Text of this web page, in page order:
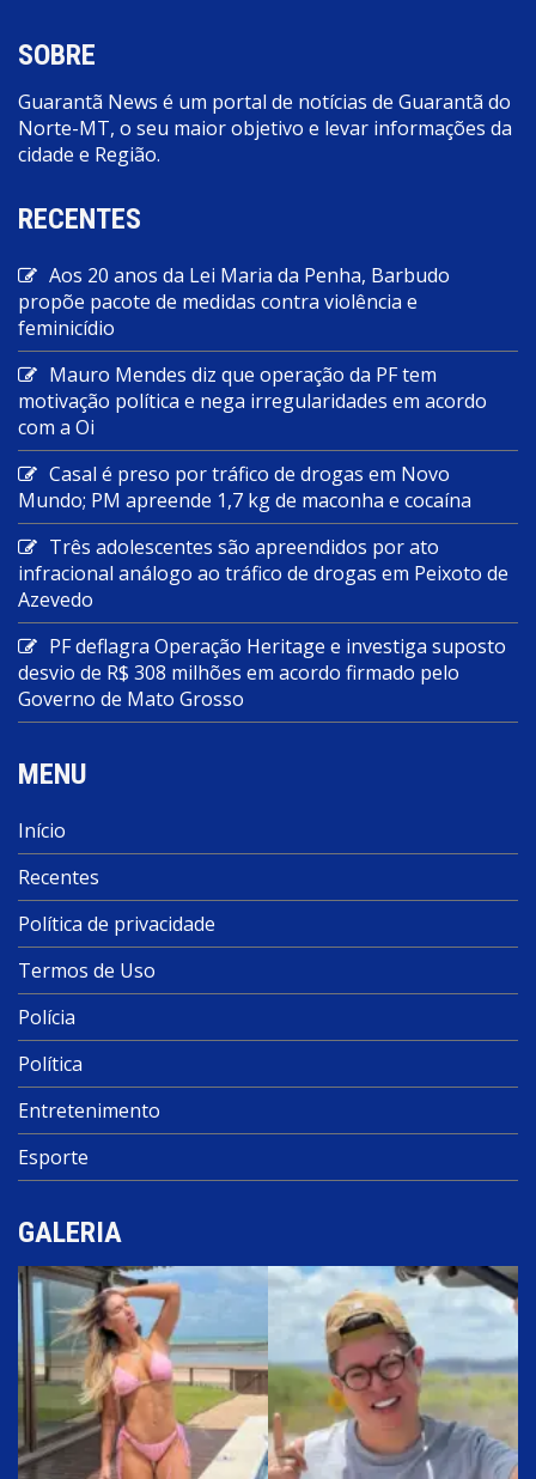
SOBRE
Guarantã News é um portal de notícias de Guarantã do
Norte-MT, o seu maior objetivo e levar informações da
cidade e Região.
RECENTES
Aos 20 anos da Lei Maria da Penha, Barbudo
propõe pacote de medidas contra violência e
feminicídio
Mauro Mendes diz que operação da PF tem
motivação política e nega irregularidades em acordo
com a Oi
Casal é preso por tráfico de drogas em Novo
Mundo; PM apreende 1,7 kg de maconha e cocaína
Três adolescentes são apreendidos por ato
infracional análogo ao tráfico de drogas em Peixoto de
Azevedo
PF deflagra Operação Heritage e investiga suposto
desvio de R$ 308 milhões em acordo firmado pelo
Governo de Mato Grosso
MENU
Início
Recentes
Política de privacidade
Termos de Uso
Polícia
Política
Entretenimento
Esporte
GALERIA